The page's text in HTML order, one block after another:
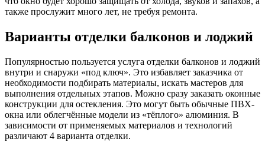
также прослужит много лет, не требуя ремонта.
Варианты отделки балконов и лоджий
Популярностью пользуется услуга отделки балконов и лоджий
внутри и снаружи «под ключ». Это избавляет заказчика от
необходимости подбирать материалы, искать мастеров для
выполнения отдельных этапов. Можно сразу заказать оконные
конструкции для остекления. Это могут быть обычные ПВХ-
окна или облегчённые модели из «тёплого» алюминия. В
зависимости от применяемых материалов и технологий
различают 4 варианта отделки.